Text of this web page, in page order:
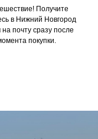
Получите
в Нижний Новгород
почту сразу после
покупки.